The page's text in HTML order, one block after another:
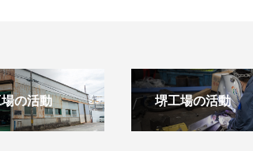
の活動 堺工場の活動